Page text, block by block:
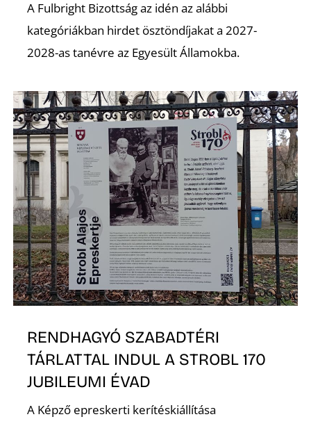
A Fulbright Bizottság az idén az alábbi
kategóriákban hirdet ösztöndíjakat a 2027-
2028-as tanévre az Egyesült Államokba.
RENDHAGYÓ SZABADTÉRI
TÁRLATTAL INDUL A STROBL 170
JUBILEUMI ÉVAD
A Képző epreskerti kerítéskiállítása